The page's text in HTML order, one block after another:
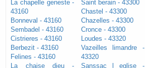
La chapelle geneste -
43160
Bonneval - 43160
Sembadel - 43160
Cistrieres - 43160
Berbezit - 43160
Felines - 43160
La chaise dieu -
Saint berain - 43300
Chastel - 43300
Chazelles - 43300
Cronce - 43300
Loudes - 43320
Vazeilles limandre -
43320
Sanssac l eglise -